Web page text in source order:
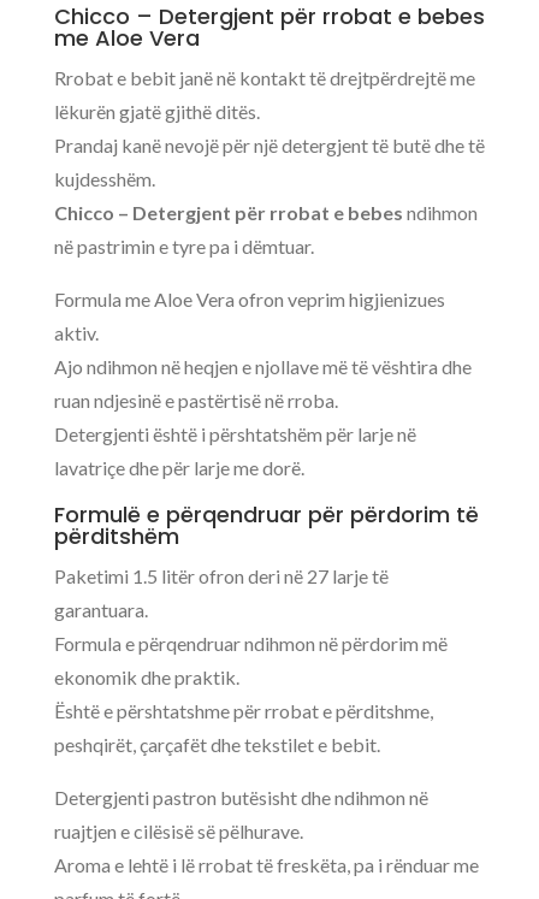
Chicco – Detergjent për rrobat e bebes
me Aloe Vera
Rrobat e bebit janë në kontakt të drejtpërdrejtë me
lëkurën gjatë gjithë ditës.
Prandaj kanë nevojë për një detergjent të butë dhe të
kujdesshëm.
Chicco – Detergjent për rrobat e bebes ndihmon
në pastrimin e tyre pa i dëmtuar.
Formula me Aloe Vera ofron veprim higjienizues
aktiv.
Ajo ndihmon në heqjen e njollave më të vështira dhe
ruan ndjesinë e pastërtisë në rroba.
Detergjenti është i përshtatshëm për larje në
lavatriçe dhe për larje me dorë.
Formulë e përqendruar për përdorim të
përditshëm
Paketimi 1.5 litër ofron deri në 27 larje të
garantuara.
Formula e përqendruar ndihmon në përdorim më
ekonomik dhe praktik.
Është e përshtatshme për rrobat e përditshme,
peshqirët, çarçafët dhe tekstilet e bebit.
Detergjenti pastron butësisht dhe ndihmon në
ruajtjen e cilësisë së pëlhurave.
Aroma e lehtë i lë rrobat të freskëta, pa i rënduar me